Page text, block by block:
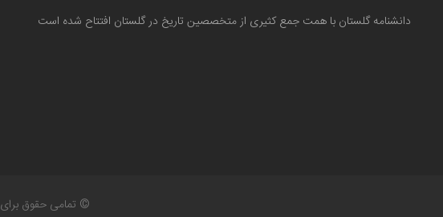
دانشنامه گلستان با همت جمع کثیری از متخصصین تاریخ در گلستان افتتاح شده است
© تمامی حقوق برای